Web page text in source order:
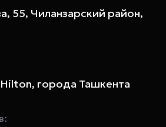
55, Чиланзарский район,
города Ташкента